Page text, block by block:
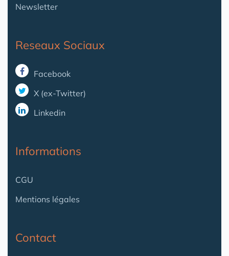
Newsletter
Reseaux Sociaux
Facebook
X (ex-Twitter)
Linkedin
Informations
CGU
Mentions légales
Contact